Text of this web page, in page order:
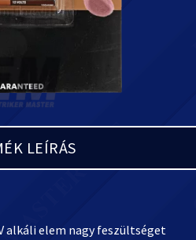
LEÍRÁS
alkáli elem nagy feszültséget